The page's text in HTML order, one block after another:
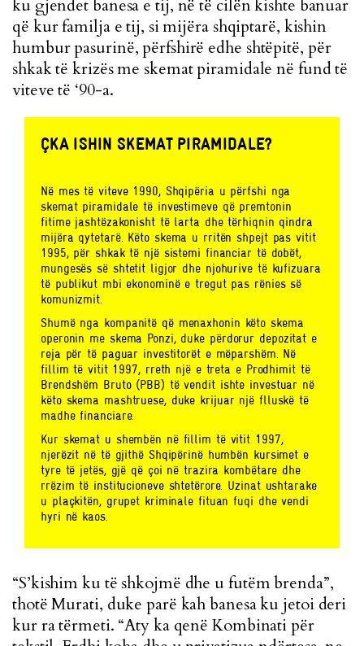
ku gjendet banesa e tij, në të cilën kishte banuar
që kur familja e tij, si mijëra shqiptarë, kishin
humbur pasurinë, përfshirë edhe shtëpitë, për
shkak të krizës me skemat piramidale në fund të
viteve të ‘90-a.
ÇKA ISHIN SKEMAT PIRAMIDALE?
Në mes të viteve 1990, Shqipëria u përfshi nga
skemat piramidale të investimeve që premtonin
fitime jashtëzakonisht të larta dhe tërhiqnin qindra
mijëra qytetarë. Këto skema u rritën shpejt pas vitit
1995, për shkak të një sistemi financiar të dobët,
mungesës së shtetit ligjor dhe njohurive të kufizuara
të publikut mbi ekonominë e tregut pas rënies së
komunizmit.
Shumë nga kompanitë që menaxhonin këto skema
operonin me skema Ponzi, duke përdorur depozitat e
reja për të paguar investitorët e mëparshëm. Në
fillim të vitit 1997, rreth një e treta e Prodhimit të
Brendshëm Bruto (PBB) të vendit ishte investuar në
këto skema mashtruese, duke krijuar një flluskë të
madhe financiare.
Kur skemat u shembën në fillim të vitit 1997,
njerëzit në të gjithë Shqipërinë humbën kursimet e
tyre të jetës, gjë që çoi në trazira kombëtare dhe
rrëzim të institucioneve shtetërore. Uzinat ushtarake
u plaçkitën, grupet kriminale fituan fuqi dhe vendi
hyri në kaos.
“S’kishim ku të shkojmë dhe u futëm brenda”,
thotë Murati, duke parë kah banesa ku jetoi deri
kur ra tërmeti. “Aty ka qenë Kombinati për